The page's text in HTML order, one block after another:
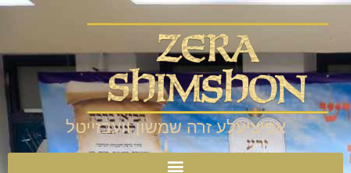
אפיציעלע זרה שמשון וועבזייטל